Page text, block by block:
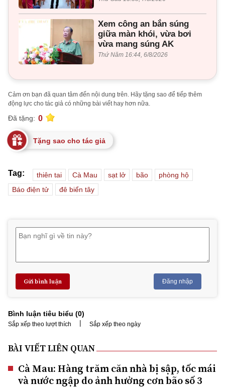
Xem công an bắn súng
giữa màn khói, vừa bơi
vừa mang súng AK
Thứ Năm 16:44, 6/8/2026
Cảm ơn bạn đã quan tâm đến nội dung trên. Hãy tặng sao để tiếp thêm
động lực cho tác giả có những bài viết hay hơn nữa.
Đã tặng: 0
Tặng sao cho tác giả
Tag: thiên tai Cà Mau sạt lở bão
phòng hộ
Báo điện tử
đê biển tây
Gửi bình luận Đăng nhập
Bình luận tiêu biểu (0)
Sắp xếp theo lượt thích | Sắp xếp theo ngày
BÀI VIẾT LIÊN QUAN
Cà Mau: Hàng trăm căn nhà bị sập, tốc mái
và nước ngập do ảnh hưởng cơn bão số 3